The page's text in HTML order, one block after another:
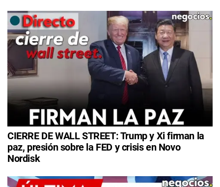
CIERRE DE WALL STREET: Trump y Xi firman la
paz, presión sobre la FED y crisis en Novo
Nordisk